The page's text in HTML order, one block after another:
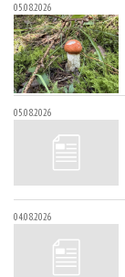
05.08.2026
05.08.2026
04.08.2026